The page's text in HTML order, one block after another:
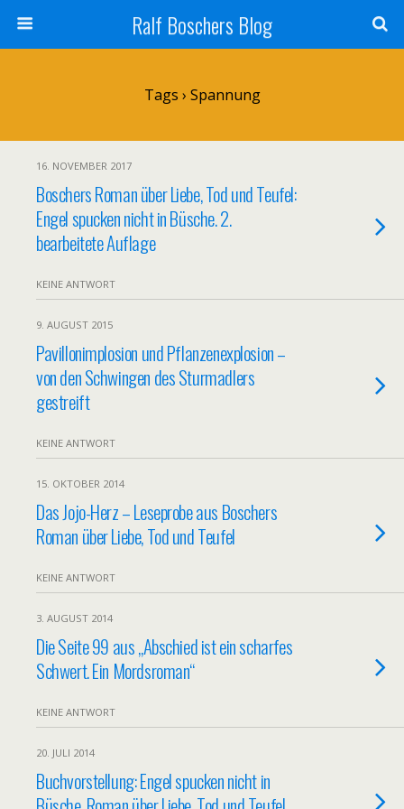
Ralf Boschers Blog
Tags › Spannung
16. NOVEMBER 2017
Boschers Roman über Liebe, Tod und Teufel:
Engel spucken nicht in Büsche. 2.
bearbeitete Auflage
KEINE ANTWORT
9. AUGUST 2015
Pavillonimplosion und Pflanzenexplosion –
von den Schwingen des Sturmadlers
gestreift
KEINE ANTWORT
15. OKTOBER 2014
Das Jojo-Herz – Leseprobe aus Boschers
Roman über Liebe, Tod und Teufel
KEINE ANTWORT
3. AUGUST 2014
Die Seite 99 aus „Abschied ist ein scharfes
Schwert. Ein Mordsroman“
KEINE ANTWORT
20. JULI 2014
Buchvorstellung: Engel spucken nicht in